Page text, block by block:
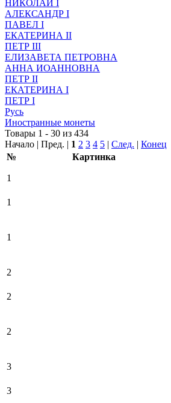
НИКОЛАЙ I
АЛЕКСАНДР I
ПАВЕЛ I
ЕКАТЕРИНА II
ПЕТР III
ЕЛИЗАВЕТА ПЕТРОВНА
АННА ИОАННОВНА
ПЕТР II
ЕКАТЕРИНА I
ПЕТР I
Русь
Иностранные монеты
Товары 1 - 30 из 434
Начало | Пред. | 1 2 3 4 5 | След. | Конец
№
Картинка
1
1
1
2
2
2
3
3